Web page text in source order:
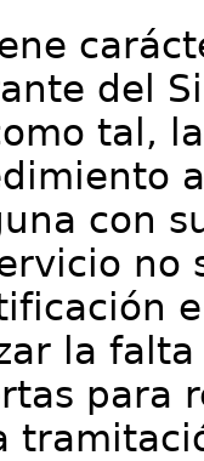
del
tal,
con
no
la
para